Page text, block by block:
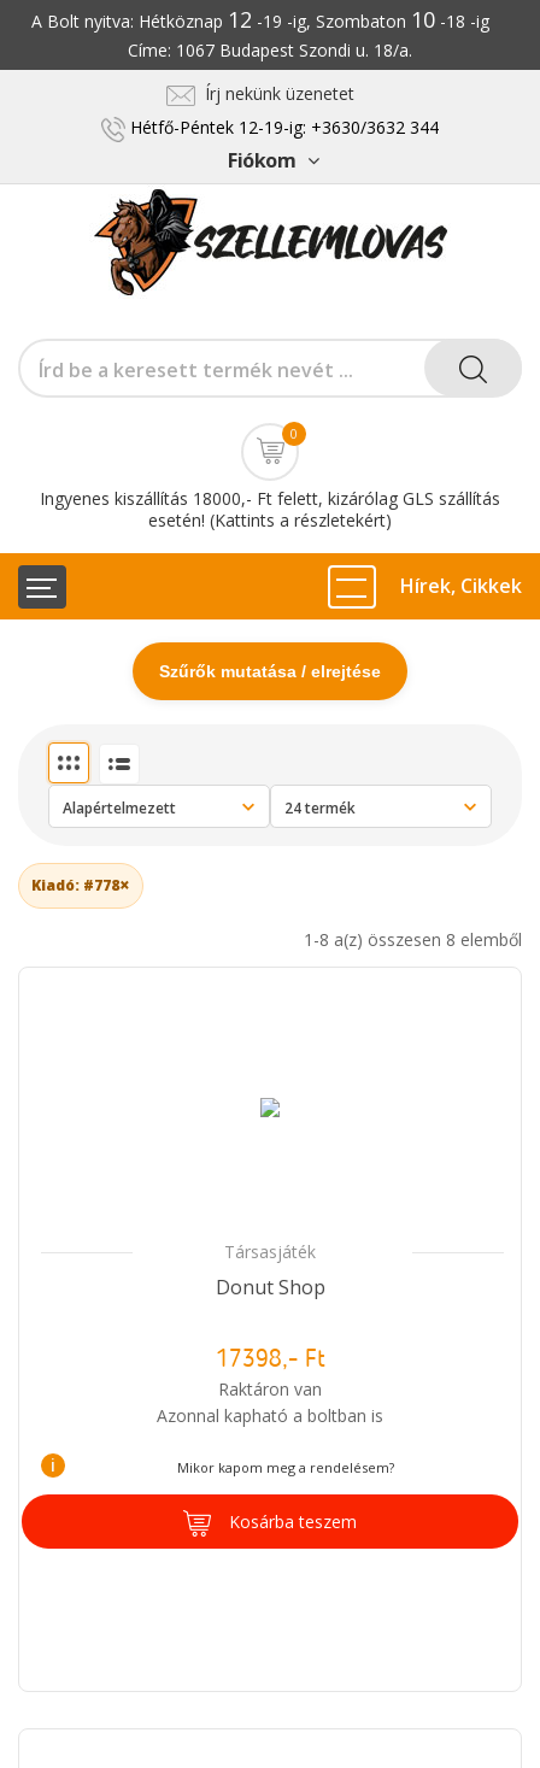
A Bolt nyitva: Hétköznap 12 -19 -ig, Szombaton 10 -18 -ig
Címe: 1067 Budapest Szondi u. 18/a.
Írj nekünk üzenetet
Hétfő-Péntek 12-19-ig: +3630/3632 344
Fiókom
0
Ingyenes kiszállítás 18000,- Ft felett, kizárólag GLS szállítás
esetén! (Kattints a részletekért)
Hírek, Cikkek
Szűrők mutatása / elrejtése
Kiadó: #778×
1-8 a(z) összesen 8 elemből
Társasjáték
Donut Shop
17398,- Ft
Raktáron van
Azonnal kapható a boltban is
i Mikor kapom meg a rendelésem?
Kosárba teszem